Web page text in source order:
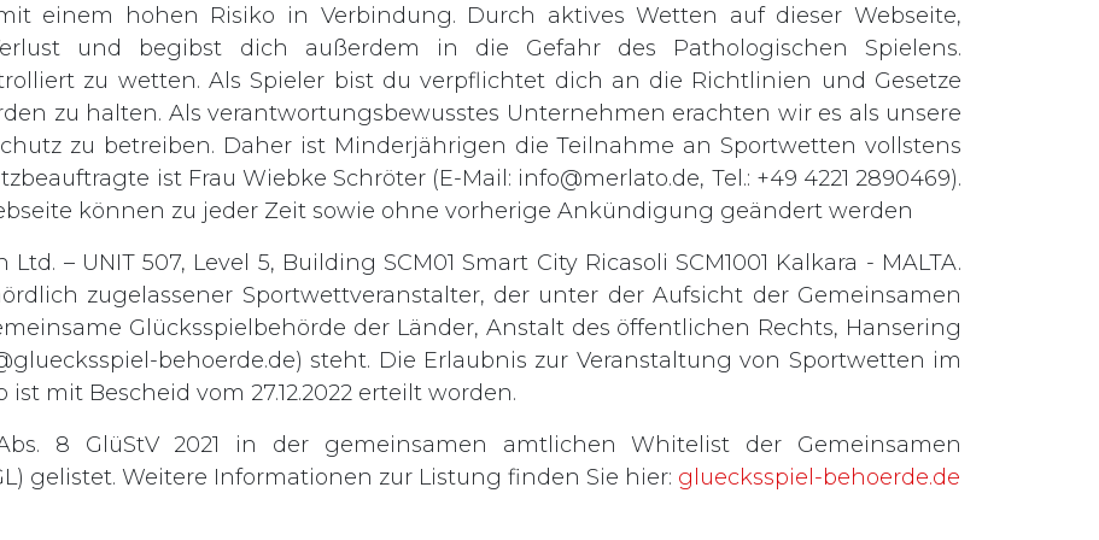
einem hohen Risiko in Verbindung. Durch aktives Wetten auf dieser Webseite,
und begibst dich außerdem in die Gefahr des Pathologischen Spielens.
zu wetten. Als Spieler bist du verpflichtet dich an die Richtlinien und Gesetze
zu halten. Als verantwortungsbewusstes Unternehmen erachten wir es als unsere
zu betreiben. Daher ist Minderjährigen die Teilnahme an Sportwetten vollstens
ist Frau Wiebke Schröter (E-Mail: info@merlato.de, Tel.: +49 4221 2890469).
können zu jeder Zeit sowie ohne vorherige Ankündigung geändert werden
– UNIT 507, Level 5, Building SCM01 Smart City Ricasoli SCM1001 Kalkara - MALTA.
zugelassener Sportwettveranstalter, der unter der Aufsicht der Gemeinsamen
Glücksspielbehörde der Länder, Anstalt des öffentlichen Rechts, Hansering
behoerde.de) steht. Die Erlaubnis zur Veranstaltung von Sportwetten im
mit Bescheid vom 27.12.2022 erteilt worden.
8 GlüStV 2021 in der gemeinsamen amtlichen Whitelist der Gemeinsamen
gelistet. Weitere Informationen zur Listung finden Sie hier: gluecksspiel-behoerde.de